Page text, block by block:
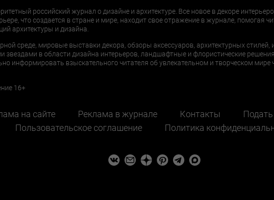
российский журнал о дизайне и архитектуре. Все новое в декоре
что создается в стране и мире, находит свое отражение в журнале, помогая
архитектуры и дизайна.
среде, мировые выставки декора, обзоры аксессуаров, архитектурных стилей,
звездами в области дизайна интерьеров, ландшафтные и флористические
информировать взыскательного читателя об увлекательном и творческом мире
16+
на сайте Реклама в журнале Контакты
Пользовательское соглашение
Политика